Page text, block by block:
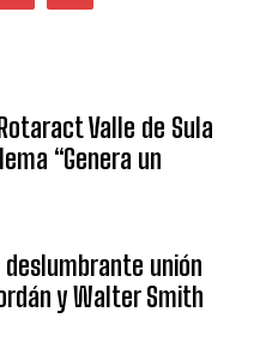
Valle de Sula
“Genera un
deslumbrante unión
y Walter Smith